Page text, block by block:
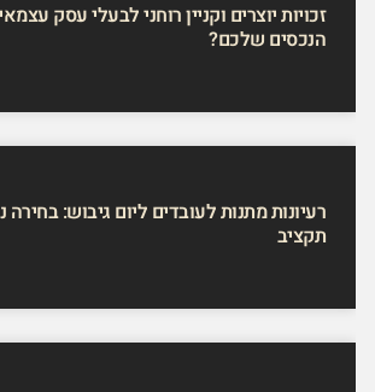
זכויות יוצרים וקניין רוחני לבעלי עסק
הנכסים שלכם?
רעיונות מתנות לעובדים ליום גיבוש: בחירה
תקציב